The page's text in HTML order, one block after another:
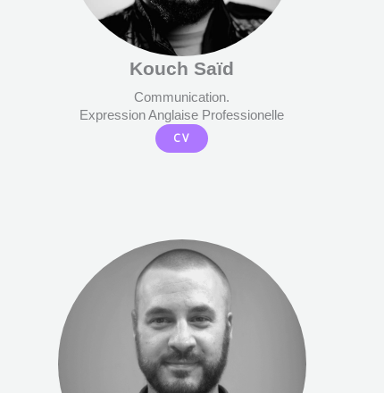
Kouch Saïd
Communication.
Expression Anglaise Professionelle
CV